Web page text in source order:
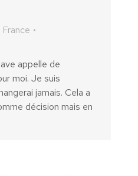
appelle de
moi. Je suis
jamais. Cela a
décision mais en